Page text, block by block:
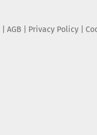
AGB Privacy Policy|